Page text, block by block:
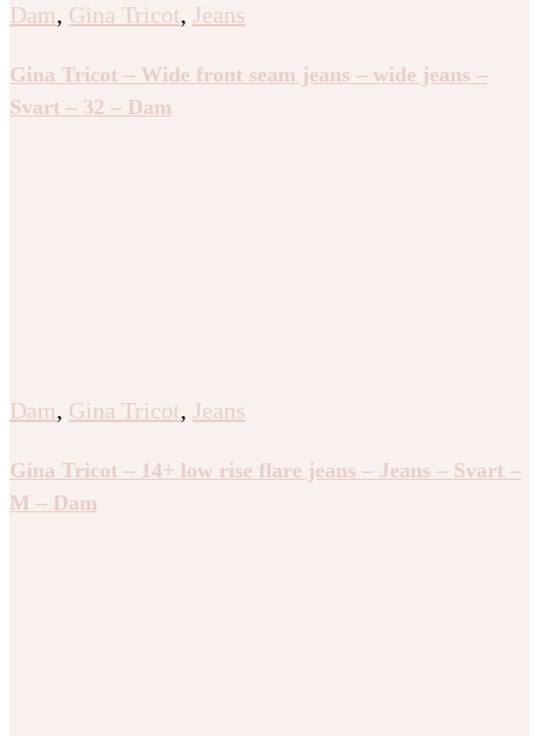
Dam, Gina Tricot, Jeans
Gina Tricot – Wide front seam jeans – wide jeans –
Svart – 32 – Dam
Dam, Gina Tricot, Jeans
Gina Tricot – 14+ low rise flare jeans – Jeans – Svart –
M – Dam